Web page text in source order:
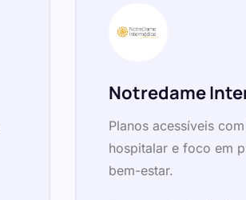
Notredame
Planos acessíveis
hospitalar e foco em
bem-estar.